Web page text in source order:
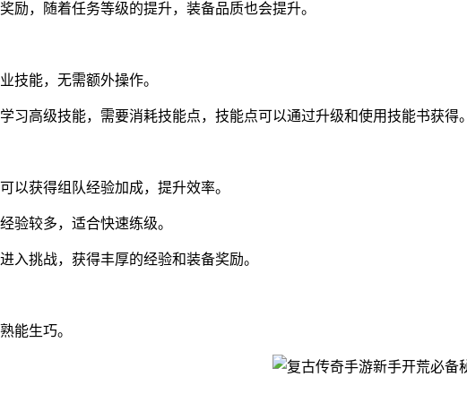
励，随着任务等级的提升，装备品质也会提升。
技能，无需额外操作。
习高级技能，需要消耗技能点，技能点可以通过升级和使用技能书获得。
以获得组队经验加成，提升效率。
验较多，适合快速练级。
入挑战，获得丰厚的经验和装备奖励。
能生巧。